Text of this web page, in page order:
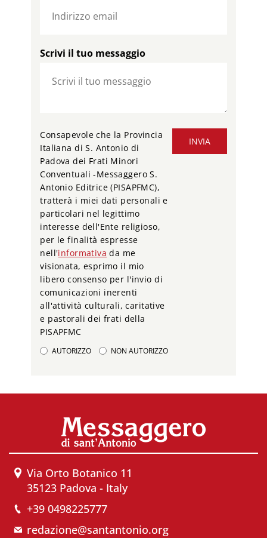
Scrivi il tuo messaggio
INVIA
Consapevole che la Provincia
Italiana di S. Antonio di
Padova dei Frati Minori
Conventuali -Messaggero S.
Antonio Editrice (PISAPFMC),
tratterà i miei dati personali e
particolari nel legittimo
interesse dell'Ente religioso,
per le finalità espresse
nell'informativa da me
visionata, esprimo il mio
libero consenso per l'invio di
comunicazioni inerenti
all'attività culturali, caritative
e pastorali dei frati della
PISAPFMC
AUTORIZZO NON AUTORIZZO
Via Orto Botanico 11
35123 Padova - Italy
+39 0498225777
redazione@santantonio.org